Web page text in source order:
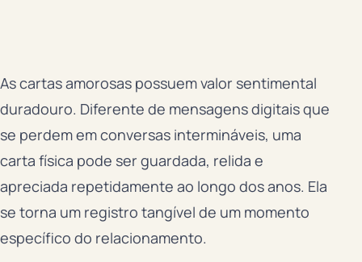
As cartas amorosas possuem valor sentimental
duradouro. Diferente de mensagens digitais que
se perdem em conversas intermináveis, uma
carta física pode ser guardada, relida e
apreciada repetidamente ao longo dos anos. Ela
se torna um registro tangível de um momento
específico do relacionamento.